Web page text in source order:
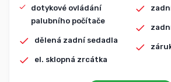
dotykové ovládání
palubního počítače
dělená zadní sedadla
el. sklopná zrcátka